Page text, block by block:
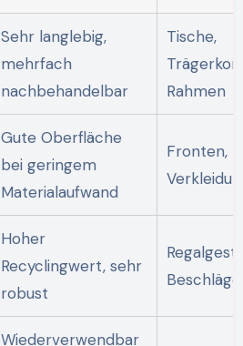
Sehr langlebig,
mehrfach
nachbehandelbar
Tische,
Rahmen
Gute Oberfläche
bei geringem
Materialaufwand
Fronten,
Hoher
Recyclingwert, sehr
robust
Beschläge
Wiederverwendbar